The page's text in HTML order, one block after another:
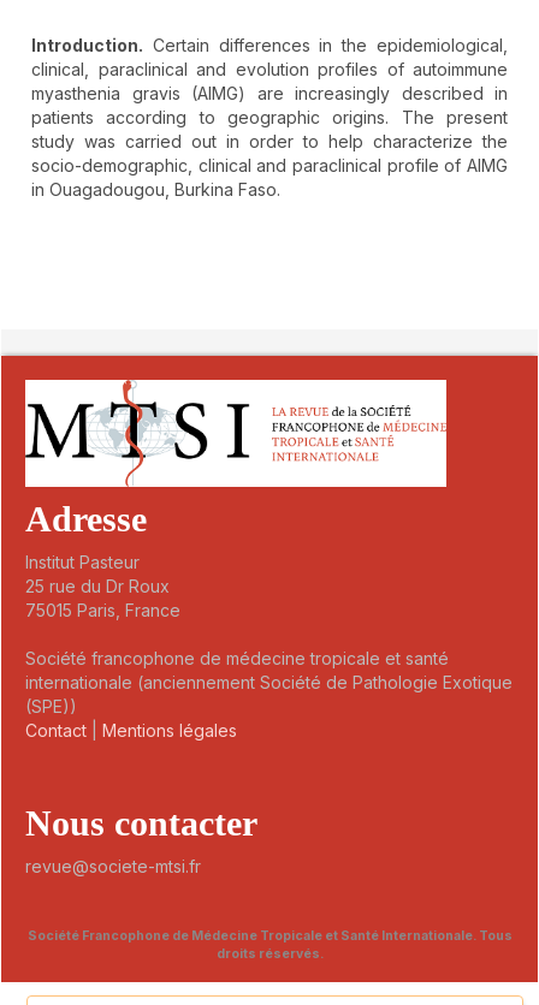
Introduction. Certain differences in the epidemiological,
clinical, paraclinical and evolution profiles of autoimmune
myasthenia gravis (AIMG) are increasingly described in
patients according to geographic origins. The present
study was carried out in order to help characterize the
socio-demographic, clinical and paraclinical profile of AIMG
in Ouagadougou, Burkina Faso.
Adresse
Institut Pasteur
25 rue du Dr Roux
75015 Paris, France
Société francophone de médecine tropicale et santé
internationale (anciennement Société de Pathologie Exotique
(SPE))
Contact
Mentions légales
Nous contacter
revue@societe-mtsi.fr
Société Francophone de Médecine Tropicale et Santé Internationale. Tous
droits réservés.